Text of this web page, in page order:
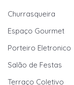
Churrasqueira
Espaço Gourmet
Porteiro Eletronico
Salão de Festas
Terraço Coletivo